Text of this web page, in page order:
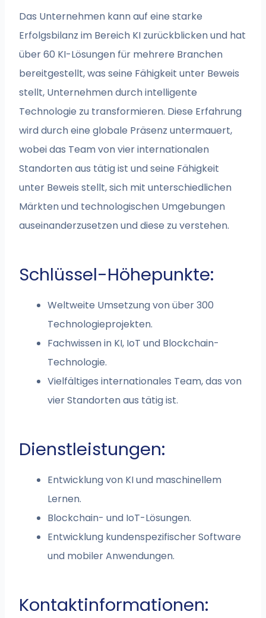
Das Unternehmen kann auf eine starke
Erfolgsbilanz im Bereich KI zurückblicken und hat
über 60 KI-Lösungen für mehrere Branchen
bereitgestellt, was seine Fähigkeit unter Beweis
stellt, Unternehmen durch intelligente
Technologie zu transformieren. Diese Erfahrung
wird durch eine globale Präsenz untermauert,
wobei das Team von vier internationalen
Standorten aus tätig ist und seine Fähigkeit
unter Beweis stellt, sich mit unterschiedlichen
Märkten und technologischen Umgebungen
auseinanderzusetzen und diese zu verstehen.
Schlüssel-Höhepunkte:
Weltweite Umsetzung von über 300
Technologieprojekten.
Fachwissen in KI, IoT und Blockchain-
Technologie.
Vielfältiges internationales Team, das von
vier Standorten aus tätig ist.
Dienstleistungen:
Entwicklung von KI und maschinellem
Lernen.
Blockchain- und IoT-Lösungen.
Entwicklung kundenspezifischer Software
und mobiler Anwendungen.
Kontaktinformationen: